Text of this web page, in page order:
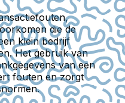
die de
klein bedrijf
Het gebruik van
van een
fouten en zorgt